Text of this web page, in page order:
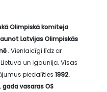
Olimpiskā komiteja
Latvijas Olimpiskās
. Vienlaicīgi līdz ar
un Igaunija. Visas
piedalīties 1992.
gada vasaras OS